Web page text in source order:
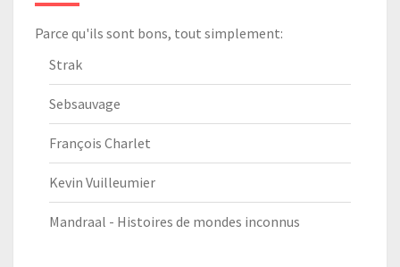
Parce qu'ils sont bons, tout simplement:
Strak
Sebsauvage
François Charlet
Kevin Vuilleumier
Mandraal - Histoires de mondes inconnus